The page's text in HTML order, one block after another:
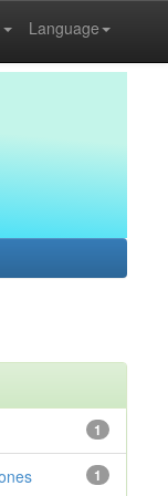
Language
1
1